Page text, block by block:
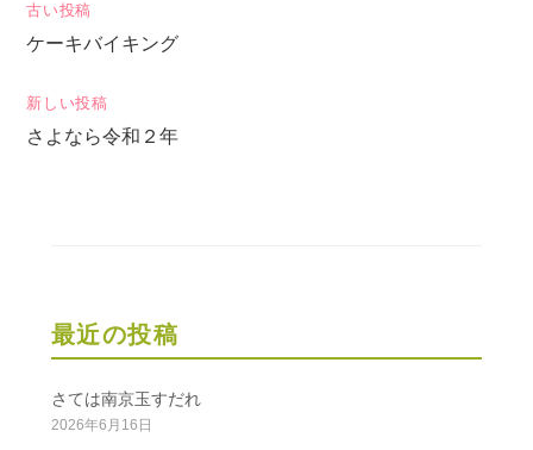
投
稿
ナ
ビ
古い投稿
ケーキバイキング
新しい投稿
さよなら令和２年
最近の投稿
さては南京玉すだれ
2026年6月16日